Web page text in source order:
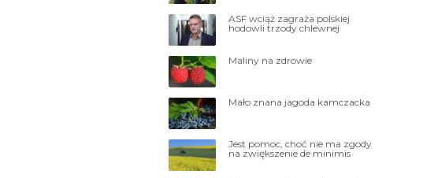
ASF wciąż zagraża polskiej
hodowli trzody chlewnej
Maliny na zdrowie
Mało znana jagoda kamczacka
Jest pomoc, choć nie ma zgody
na zwiększenie de minimis